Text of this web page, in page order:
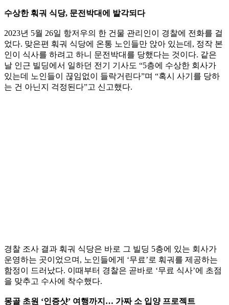
수상한 훠궈 식당, 문전박대에 발각되다
2023년 5월 26일 항저우의 한 건물 관리인이 경찰에 전화를 걸
었다. 맞은편 훠궈 식당에 온통 노인들만 앉아 있는데, 정작 본
인이 식사를 하려고 하니 문전박대를 당했다는 것이다. 같은
날 인근 빌딩에서 일하던 전기 기사도 “5층에 수상한 회사가
있는데 노인들이 끊임없이 들락거린다”며 “혹시 사기를 당하
는 건 아닌지 걱정된다”고 신고했다.
경찰 조사 결과 훠궈 식당은 바로 그 빌딩 5층에 있는 회사가
운영하는 곳이었으며, 노인들에게 ‘무료’로 훠궈를 제공하는
함정이 드러났다. 이때부터 경찰은 곧바로 ‘무료 식사’에 초점
을 맞추고 수사에 착수했다.
몽골 초원 ‘인증샷’ 여행까지… 가짜 소 입양 프로젝트